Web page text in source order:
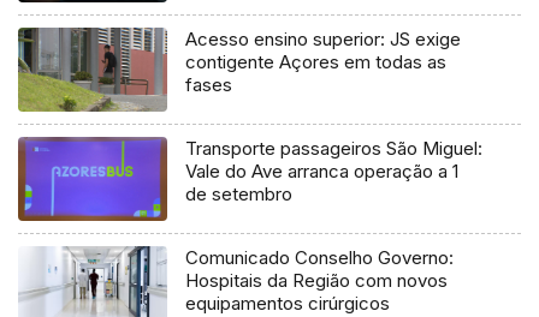
Acesso ensino superior: JS exige
contigente Açores em todas as
fases
Transporte passageiros São Miguel:
Vale do Ave arranca operação a 1
de setembro
Comunicado Conselho Governo:
Hospitais da Região com novos
equipamentos cirúrgicos